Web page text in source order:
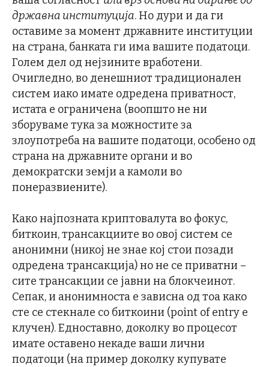
државна институција. Но дури и да ги
оставиме за момент државните институции
на страна, банката ги има вашите податоци.
Голем дел од нејзините вработени.
Очигледно, во денешниот традиционален
систем иако имате одредена приватност,
истата е ограничена (воопшто не ни
зборуваме тука за можностите за
злоупотреба на вашите податоци, особено од
страна на државните органи и во
демократски земји а камоли во
понеразвиените).
Како најпозната криптовалута во фокус,
биткоин, трансакциите во овој систем се
анонимни (никој не знае кој стои позади
одредена трансакција) но не се приватни –
сите трансакции се јавни на блокчеинот.
Сепак, и анонимноста е зависна од тоа како
сте се стекнале со биткоини (point of entry е
клучен). Едноставно, доколку во процесот
имате оставено некаде ваши лични
податоци (на пример доколку купувате